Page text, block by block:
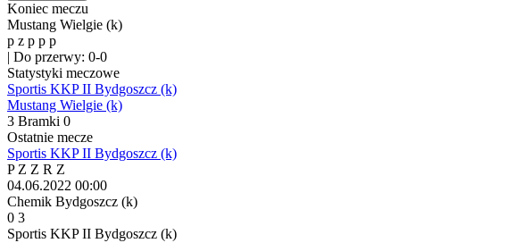
Koniec meczu
Mustang Wielgie (k)
p z p p p
| Do przerwy: 0-0
Statystyki meczowe
Sportis KKP II Bydgoszcz (k)
Mustang Wielgie (k)
3 Bramki 0
Ostatnie mecze
Sportis KKP II Bydgoszcz (k)
PZ Z R Z
04.06.2022 00:00
Chemik Bydgoszcz (k)
0 3
Sportis KKP II Bydgoszcz (k)